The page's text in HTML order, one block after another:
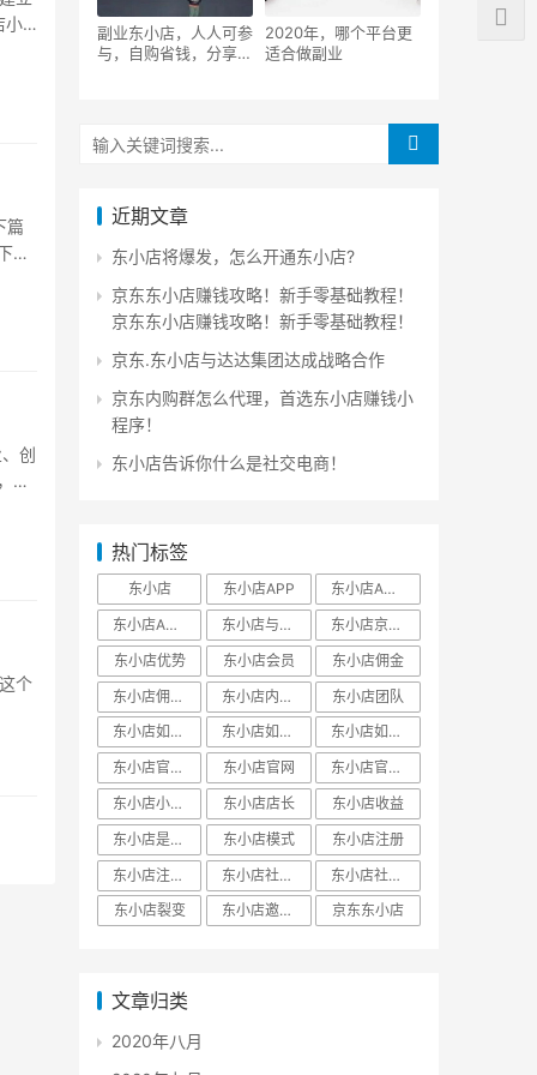
小
篇
…
创
通
个
副业东小店，人人可参
与，自购省钱，分享赚
2020年，哪个平台更
适合做副业
近期文章
东小店将爆发，怎么开通东小店?
京东东小店赚钱攻略！新手零基础教程！
京东东小店赚钱攻略！新手零基础教程！
京东.东小店与达达集团达成战略合作
京东内购群怎么代理，首选东小店赚钱小
程序！
东小店告诉你什么是社交电商！
热门标签
东小店 东小店APP
东小店APP下载
东小店APP官网
东小店与京东关系
东小店京东自营
东小店优势
东小店会员
东小店佣金
东小店佣金模式
东小店内部邀请码
东小店团队
东小店如何分享赚钱
东小店如何注册
东小店如何赚钱
东小店官方邀请码
东小店官网
东小店官网邀请码
东小店小程序
东小店店长
东小店收益
东小店是什么
东小店模式
东小店注册
东小店注册邀请码
东小店社交电商
东小店社交电商平台
东小店裂变
东小店邀请码 京东东小店
文章归类
2020年八月